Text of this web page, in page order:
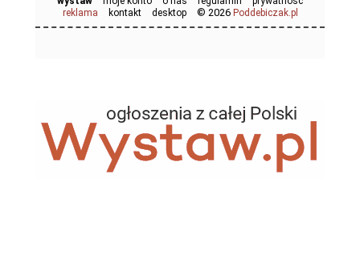
reklama
kontakt desktop © 2026 Poddebiczak.pl